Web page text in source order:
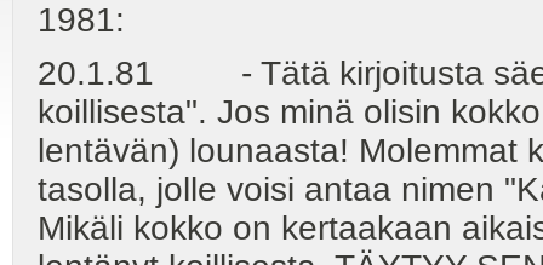
1981:
20.1.81 - Tätä kirjoitusta
koillisesta". Jos minä olisin
lentävän) lounaasta! Molemmat
tasolla, jolle voisi antaa nimen
Mikäli kokko on kertaakaan